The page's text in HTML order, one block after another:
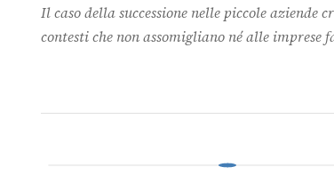
Il caso della successione nelle piccole
contesti che non assomigliano né alle